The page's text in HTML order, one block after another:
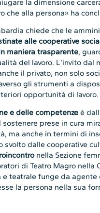
la dimensione
che alla persona» ha
chiede che le
alle cooperative
maniera trasparente,
del lavoro. L’invito dal
il privato, non solo
gli strumenti a
opportunità di lavoro.
e delle competenze è
prese in cura
ma anche in termini di
svolto dalle cooperative
nella Sezione
di Teatro Magro nella
e teatrale funge da
la persona nella sua